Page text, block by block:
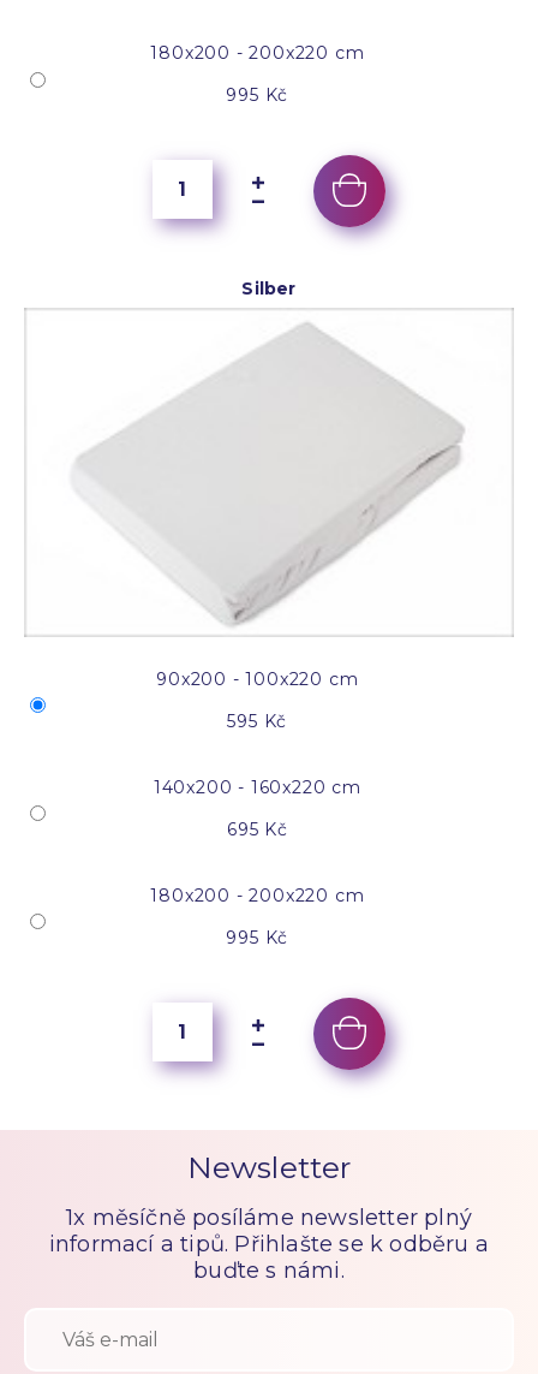
180x200 - 200x220 cm
995 Kč
Silber
90x200 - 100x220 cm
595 Kč
140x200 - 160x220 cm
695 Kč
180x200 - 200x220 cm
995 Kč
Newsletter
1x měsíčně posíláme newsletter plný
informací a tipů. Přihlašte se k odběru a
buďte s námi.